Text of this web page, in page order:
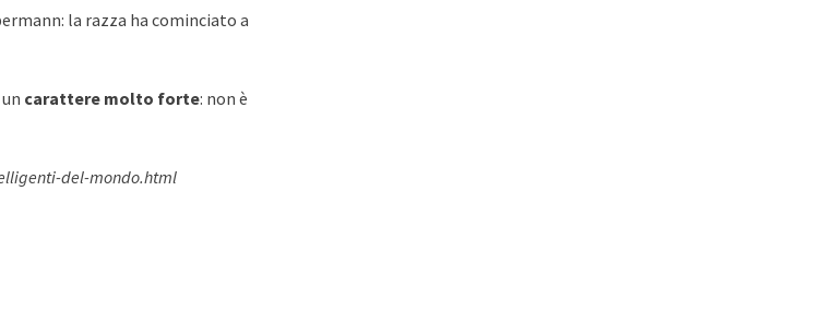
la razza ha cominciato a
carattere molto forte: non è
del-mondo.html